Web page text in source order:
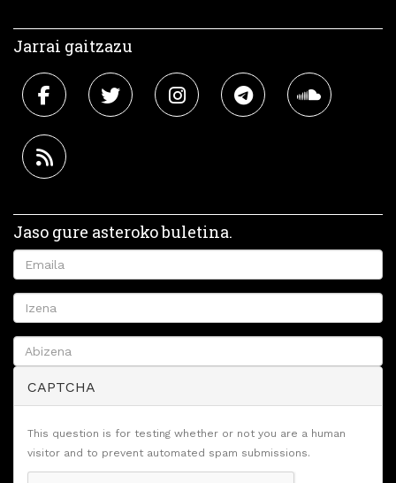
Jarrai gaitzazu
Jaso gure asteroko buletina.
CAPTCHA
This question is for testing whether or not you are a human
visitor and to prevent automated spam submissions.